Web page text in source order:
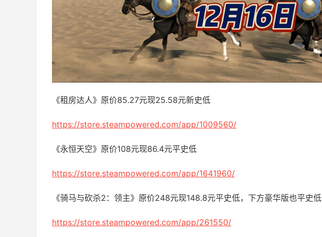
《租房达人》原价85.27元现25.58元新史低
https://store.steampowered.com/app/1009560/
《永恒天空》原价108元现86.4元平史低
https://store.steampowered.com/app/1641960/
《骑马与砍杀2：领主》原价248元现148.8元平史低，下方豪华版也平史低
https://store.steampowered.com/app/261550/